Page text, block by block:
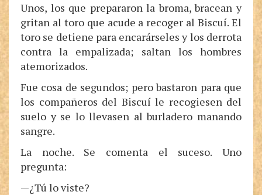
Unos, los que prepararon la broma, bracean y
gritan al toro que acude a recoger al Biscuí. El
toro se detiene para encarárseles y los derrota
contra la empalizada; saltan los hombres
atemorizados.
Fue cosa de segundos; pero bastaron para que
los compañeros del Biscuí le recogiesen del
suelo y se lo llevasen al burladero manando
sangre.
La noche. Se comenta el suceso. Uno
pregunta:
—¿Tú lo viste?